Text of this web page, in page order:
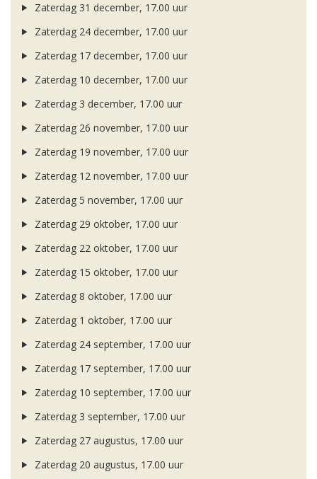
Zaterdag 31 december, 17.00 uur
Zaterdag 24 december, 17.00 uur
Zaterdag 17 december, 17.00 uur
Zaterdag 10 december, 17.00 uur
Zaterdag 3 december, 17.00 uur
Zaterdag 26 november, 17.00 uur
Zaterdag 19 november, 17.00 uur
Zaterdag 12 november, 17.00 uur
Zaterdag 5 november, 17.00 uur
Zaterdag 29 oktober, 17.00 uur
Zaterdag 22 oktober, 17.00 uur
Zaterdag 15 oktober, 17.00 uur
Zaterdag 8 oktober, 17.00 uur
Zaterdag 1 oktober, 17.00 uur
Zaterdag 24 september, 17.00 uur
Zaterdag 17 september, 17.00 uur
Zaterdag 10 september, 17.00 uur
Zaterdag 3 september, 17.00 uur
Zaterdag 27 augustus, 17.00 uur
Zaterdag 20 augustus, 17.00 uur